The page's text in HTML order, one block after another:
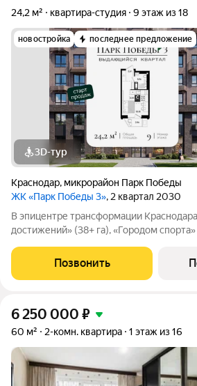
24,2 м²
квартира-студия 9 этаж из 18
новостройка последнее предложение
3D-тур
Краснодар, микрорайон Парк Победы
ЖК «Парк Победы 3», 2 квартал 2030
В эпицентре трансформации
достижений» (38+ га), «Городом
этаже 18-этажного дома. Квартира
квартале бизнес-класса «Парк
Позвонить
6 250 000 ₽
60 м² 2-комн. квартира 1 этаж из 16